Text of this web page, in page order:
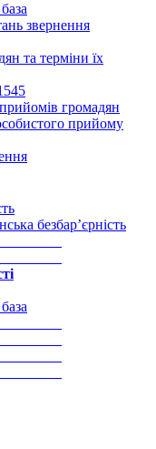
звернення
та терміни їх
громадян
прийому
безбар’єрність